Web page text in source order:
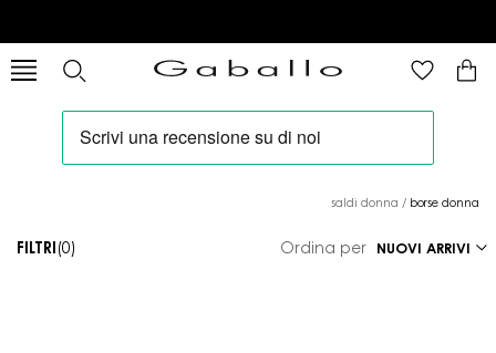
saldi donna / borse donna
FILTRI (0) Ordina per